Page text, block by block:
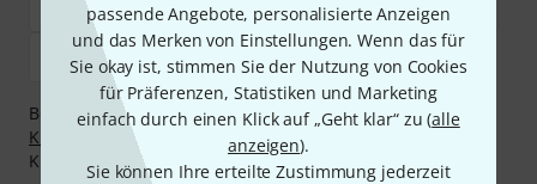
passende Angebote, personalisierte Anzeigen
und das Merken von Einstellungen. Wenn das für
Sie okay ist, stimmen Sie der Nutzung von Cookies
für Präferenzen, Statistiken und Marketing
einfach durch einen Klick auf „Geht klar“ zu (alle
anzeigen).
Sie können Ihre erteilte Zustimmung jederzeit
Bezahlen Sie vertraulich und sicher per Vorkasse, PayPal,
Klarna Sofort bezahlen
Klarna Ratenzahlung
Kreditkarte.